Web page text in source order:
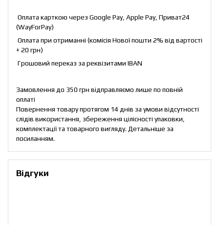
Оплата карткою через Google Pay, Apple Pay, Приват24
(WayForPay)
Оплата при отриманні (комісія Нової пошти 2% від вартості
+ 20 грн)
Грошовий переказ за реквізитами IBAN
Замовлення до 350 грн відправляємо лише по повній
оплаті
Повернення товару протягом 14 днів за умови відсутності
слідів використання, збереження цілісності упаковки,
комплектації та товарного вигляду. Детальніше за
посиланням.
Відгуки